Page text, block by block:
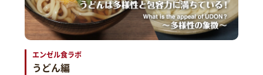
エンゼル食ラボ
うどん編